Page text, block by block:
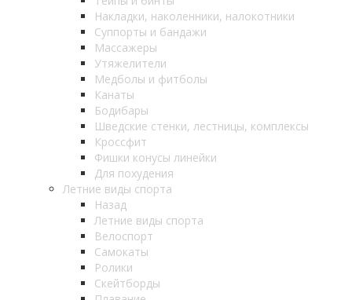
Накладки, наколенники, налокотники
Суппорты и бандажи
Массажеры
Утяжелители
Медболы и фитболы
Канаты
Бодибары
Шведские стенки, лестницы, комплексы
Кроссфит
Фишки конусы линейки
Для похудения
Летние виды спорта
Назад
Летние виды спорта
Велоспорт
Самокаты
Ролики
Скейтборды